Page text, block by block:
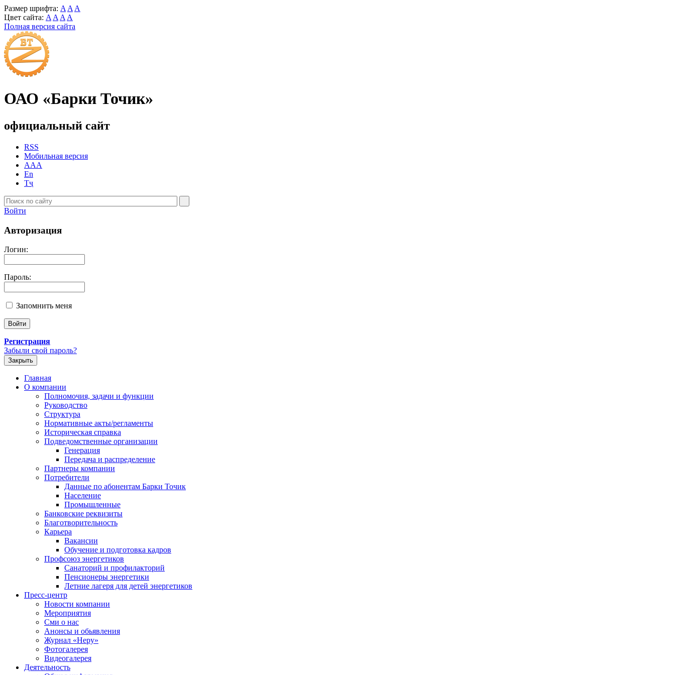
Размер шрифта: A A A
Цвет сайта: A A A A
Полная версия сайта
ОАО «Барки Точик»
официальный сайт
RSS
Мобильная версия
AAA
En
Тҷ
Войти
Авторизация
Логин:
Пароль:
Запомнить меня
Регистрация
Забыли свой пароль?
Закрыть
Главная
О компании
Полномочия, задачи и функции
Руководство
Структура
Нормативные акты/регламенты
Историческая справка
Подведомственные организации
Генерация
Передача и распределение
Партнеры компании
Потребители
Данные по абонентам Барки Точик
Население
Промышленные
Банковские реквизиты
Благотворительность
Карьера
Вакансии
Обучение и подготовка кадров
Профсоюз энергетиков
Санаторий и профилакторий
Пенсионеры энергетики
Летние лагеря для детей энергетиков
Пресс-центр
Новости компании
Мероприятия
Сми о нас
Анонсы и обьявления
Журнал «Неру»
Фотогалерея
Видеогалерея
Деятельность